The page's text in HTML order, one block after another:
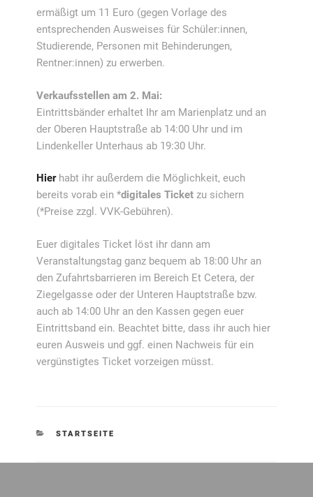
ermäßigt um 11 Euro (gegen Vorlage des
entsprechenden Ausweises für Schüler:innen,
Studierende, Personen mit Behinderungen,
Rentner:innen) zu erwerben.
Verkaufsstellen am 2. Mai:
Eintrittsbänder erhaltet Ihr am Marienplatz und an
der Oberen Hauptstraße ab 14:00 Uhr und im
Lindenkeller Unterhaus ab 19:30 Uhr.
Hierhabt ihr außerdem die Möglichkeit, euch
bereits vorab ein *digitales Ticket zu sichern
(*Preise zzgl. VVK-Gebühren).
Euer digitales Ticket löst ihr dann am
Veranstaltungstag ganz bequem ab 18:00 Uhr an
den Zufahrtsbarrieren im Bereich Et Cetera, der
Ziegelgasse oder der Unteren Hauptstraße bzw.
auch ab 14:00 Uhr an den Kassen gegen euer
Eintrittsband ein. Beachtet bitte, dass ihr auch hier
euren Ausweis und ggf. einen Nachweis für ein
vergünstigtes Ticket vorzeigen müsst.
KATEGORIEN
STARTSEITE